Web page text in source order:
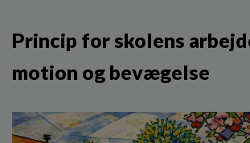
Princip for skolens
motion og bevægelse